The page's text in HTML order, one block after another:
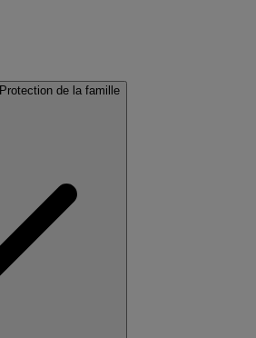
Protection de la famille